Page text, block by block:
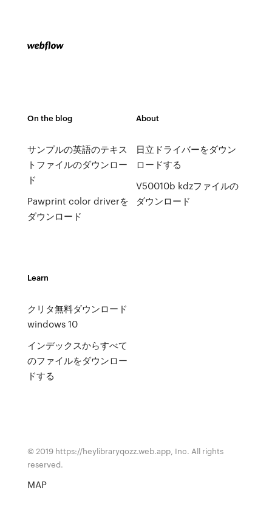
On the blog
サンプルの英語のテキス
トファイルのダウンロー
ド
Pawprint color driverを
ダウンロード
About
日立ドライバーをダウン
ロードする
V50010b kdzファイルの
ダウンロード
Learn
クリタ無料ダウンロード
windows 10
インデックスからすべて
のファイルをダウンロー
ドする
© 2019 https://heylibraryqozz.web.app, Inc. All rights
reserved.
MAP